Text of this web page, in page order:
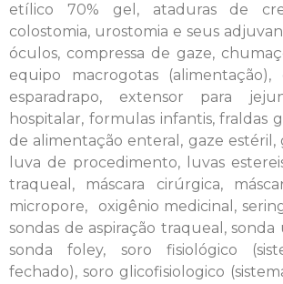
etílico 70% gel, ataduras de
colostomia, urostomia e seus
óculos, compressa de gaze,
equipo macrogotas (alimentação),
esparadrapo, extensor para
hospitalar, formulas infantis, fraldas
de alimentação enteral, gaze estéril,
luva de procedimento, luvas
traqueal, máscara cirúrgica,
micropore, oxigênio medicinal,
sondas de aspiração traqueal,
sonda foley, soro fisiológico
fechado), soro glicofisiologico